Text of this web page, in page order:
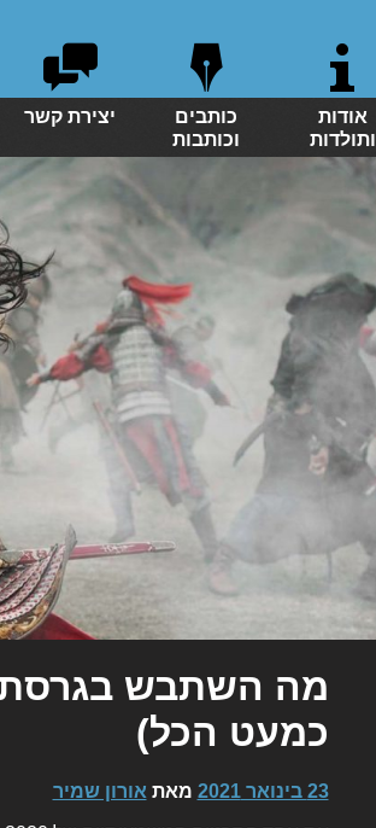
אודות
ותולדות
כותבים
וכותבות
יצירת קשר
כמעט הכל)
23 בינואר 2021 מאת אורון שמיר